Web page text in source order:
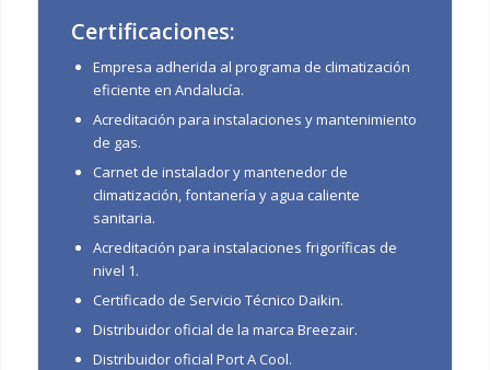
Certificaciones:
Empresa adherida al programa de climatización
eficiente en Andalucía.
Acreditación para instalaciones y mantenimiento
de gas.
Carnet de instalador y mantenedor de
climatización, fontanería y agua caliente
sanitaria.
Acreditación para instalaciones frigoríficas de
nivel 1.
Certificado de Servicio Técnico Daikin.
Distribuidor oficial de la marca Breezair.
Distribuidor oficial Port A Cool.